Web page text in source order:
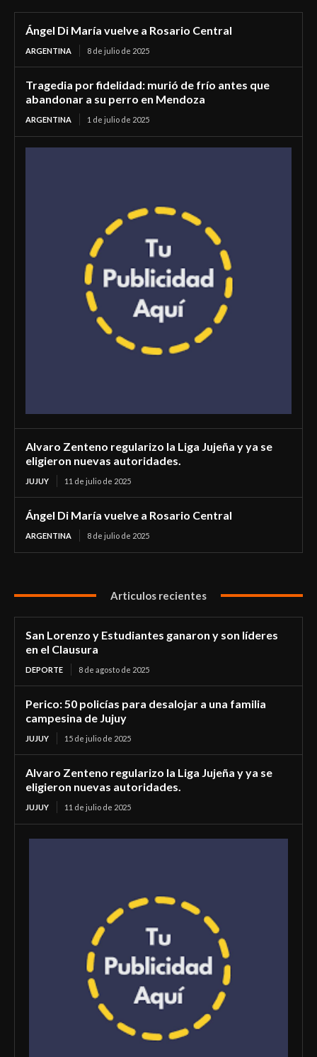
Ángel Di María vuelve a Rosario Central
ARGENTINA 8 de julio de 2025
Tragedia por fidelidad: murió de frío antes que
abandonar a su perro en Mendoza
ARGENTINA 1 de julio de 2025
Alvaro Zenteno regularizo la Liga Jujeña y ya se
eligieron nuevas autoridades.
JUJUY 11 de julio de 2025
Ángel Di María vuelve a Rosario Central
ARGENTINA 8 de julio de 2025
Articulos recientes
San Lorenzo y Estudiantes ganaron y son líderes
en el Clausura
DEPORTE 8 de agosto de 2025
Perico: 50 policías para desalojar a una familia
campesina de Jujuy
JUJUY 15 de julio de 2025
Alvaro Zenteno regularizo la Liga Jujeña y ya se
eligieron nuevas autoridades.
JUJUY 11 de julio de 2025